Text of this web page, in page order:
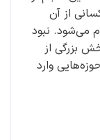
از آن
می‌شود. نبود
بزرگی از
وارد